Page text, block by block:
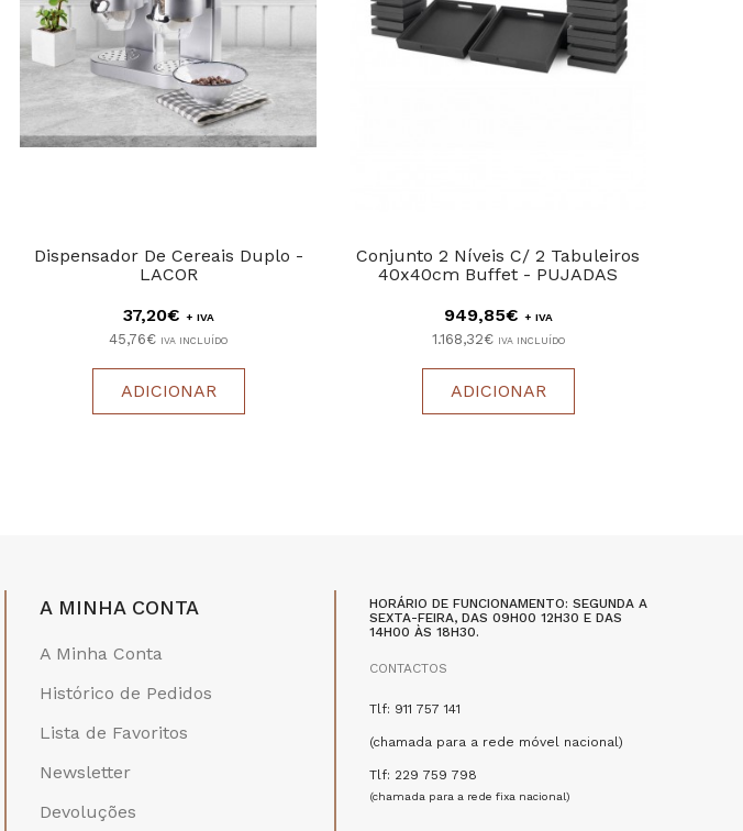
Dispensador De Cereais Duplo -
LACOR
37,20€ + IVA
45,76€ IVA INCLUÍDO
ADICIONAR
Conjunto 2 Níveis C/ 2 Tabuleiros
40x40cm Buffet - PUJADAS
949,85€ + IVA
1.168,32€ IVA INCLUÍDO
ADICIONAR
A MINHA CONTA
A Minha Conta
Histórico de Pedidos
Lista de Favoritos
Newsletter
Devoluções
HORÁRIO DE FUNCIONAMENTO: SEGUNDA A
SEXTA-FEIRA, DAS 09H00 12H30 E DAS
14H00 ÀS 18H30.
CONTACTOS
Tlf: 911 757 141
(chamada para a rede móvel nacional)
Tlf: 229 759 798
(chamada para a rede fixa nacional)